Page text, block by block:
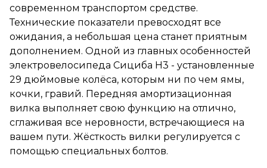
Передняя амортизационная
вилка выполняет свою
функцию на отлично,
сглаживая все неровности,
встречающиеся на вашем
пути. Жёсткость вилки
регулируется с помощью
специальных болтов.
Элекровелогибрид оснащен
двумя тормозами: дисковым и
механическим, которые
готовы сработать вовремя и
за секунды остановить
современном транспортом средстве.
Технические показатели превосходят все
ожидания, а небольшая цена станет приятным
дополнением. Одной из главных особенностей
электровелосипеда Сициба Н3 - установленные
29 дюймовые колёса, которым ни по чем ямы,
кочки, гравий. Передняя амортизационная
вилка выполняет свою функцию на отлично,
сглаживая все неровности, встречающиеся на
вашем пути. Жёсткость вилки регулируется с
помощью специальных болтов.